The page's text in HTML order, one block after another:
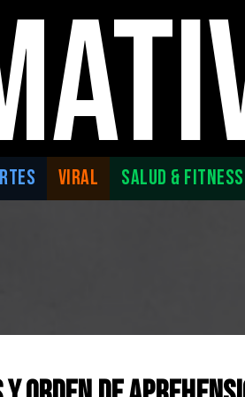
VIRAL SALUD & FITNESS